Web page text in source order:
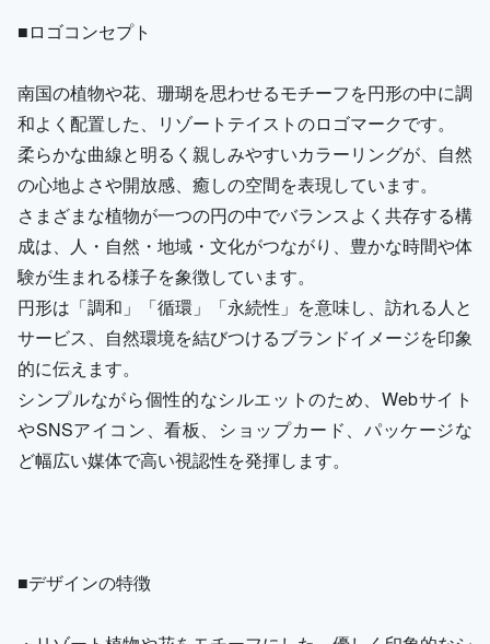
■ロゴコンセプト
南国の植物や花、珊瑚を思わせるモチーフを円形の中に調
和よく配置した、リゾートテイストのロゴマークです。
柔らかな曲線と明るく親しみやすいカラーリングが、自然
の心地よさや開放感、癒しの空間を表現しています。
さまざまな植物が一つの円の中でバランスよく共存する構
成は、人・自然・地域・文化がつながり、豊かな時間や体
験が生まれる様子を象徴しています。
円形は「調和」「循環」「永続性」を意味し、訪れる人と
サービス、自然環境を結びつけるブランドイメージを印象
的に伝えます。
シンプルながら個性的なシルエットのため、Webサイト
やSNSアイコン、看板、ショップカード、パッケージな
ど幅広い媒体で高い視認性を発揮します。
■デザインの特徴